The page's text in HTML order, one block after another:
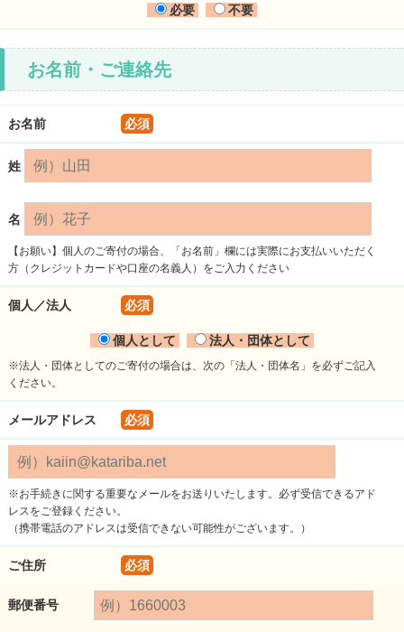
必要 不要
お名前・ご連絡先
お名前 必須
姓
名
【お願い】個人のご寄付の場合、「お名前」欄には実際にお支払いいただく
方（クレジットカードや口座の名義人）をご入力ください
個人／法人 必須
個人として 法人・団体として
※法人・団体としてのご寄付の場合は、次の「法人・団体名」を必ずご記入
ください。
メールアドレス 必須
※お手続きに関する重要なメールをお送りいたします。必ず受信できるアド
レスをご登録ください。
（携帯電話のアドレスは受信できない可能性がございます。）
ご住所 必須
郵便番号